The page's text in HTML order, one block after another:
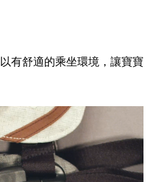
有舒適的乘坐環境，讓寶寶